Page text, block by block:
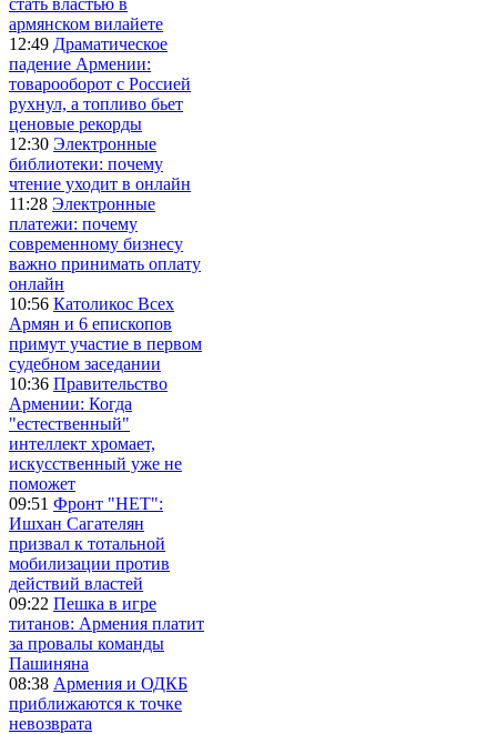
армянском вилайете
12:49 Драматическое
падение Армении:
товарооборот с Россией
рухнул, а топливо бьет
ценовые рекорды
12:30 Электронные
библиотеки: почему
чтение уходит в онлайн
11:28 Электронные
платежи: почему
современному бизнесу
важно принимать оплату
онлайн
10:56 Католикос Всех
Армян и 6 епископов
примут участие в первом
судебном заседании
10:36 Правительство
Армении: Когда
"естественный"
интеллект хромает,
искусственный уже не
поможет
09:51 Фронт "НЕТ":
Ишхан Сагателян
призвал к тотальной
мобилизации против
действий властей
09:22 Пешка в игре
титанов: Армения платит
за провалы команды
Пашиняна
08:38 Армения и ОДКБ
приближаются к точке
невозврата